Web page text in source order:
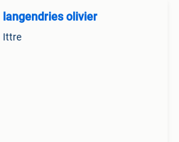
langendries olivier
Ittre